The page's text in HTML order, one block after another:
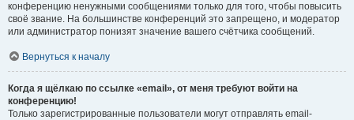
конференцию ненужными сообщениями только для того, чтобы повысить
своё звание. На большинстве конференций это запрещено, и модератор
или администратор понизят значение вашего счётчика сообщений.
Вернуться к началу
Когда я щёлкаю по ссылке «email», от меня требуют войти на
конференцию!
Только зарегистрированные пользователи могут отправлять email-